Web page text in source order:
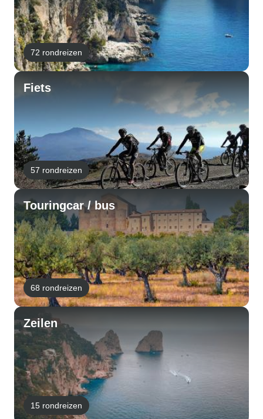
72 rondreizen
Fiets
57 rondreizen
Touringcar / bus
68 rondreizen
Zeilen
15 rondreizen